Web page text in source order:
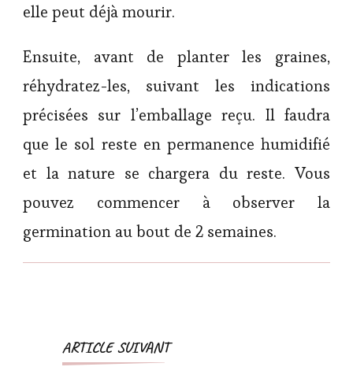
elle peut déjà mourir.
Ensuite, avant de planter les graines,
réhydratez-les, suivant les indications
précisées sur l’emballage reçu. Il faudra
que le sol reste en permanence humidifié
et la nature se chargera du reste. Vous
pouvez commencer à observer la
germination au bout de 2 semaines.
ARTICLE SUIVANT